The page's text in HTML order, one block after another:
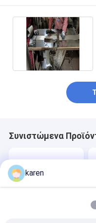
Συνιστώμενα
karen